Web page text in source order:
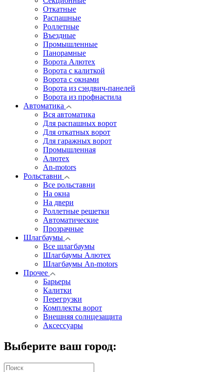
Откатные
Распашные
Роллетные
Въездные
Промышленные
Панорамные
Ворота Алютех
Ворота с калиткой
Ворота c окнами
Ворота из сэндвич-панелей
Ворота из профнастила
Автоматика
Вся автоматика
Для распашных ворот
Для откатных ворот
Для гаражных ворот
Промышленная
Алютех
An-motors
Рольставни
Все рольставни
На окна
На двери
Роллетные решетки
Автоматические
Прозрачные
Шлагбаумы
Все шлагбаумы
Шлагбаумы Алютех
Шлагбаумы An-motors
Прочее
Барьеры
Калитки
Перегрузки
Комплекты ворот
Внешняя солнцезащита
Аксессуары
Выберите ваш город: